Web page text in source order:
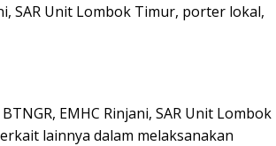
SAR Unit Lombok Timur, porter lokal,
EMHC Rinjani, SAR Unit Lombok
lainnya dalam melaksanakan